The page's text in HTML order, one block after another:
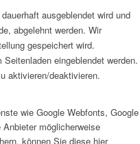
ausgeblendet wird und
abgelehnt werden. Wir
gespeichert wird.
eingeblendet werden.
aktivieren/deaktivieren.
wie Google Webfonts, Google
möglicherweise
können Sie diese hier